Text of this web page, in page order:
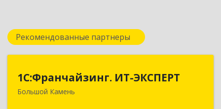
Рекомендованные партнеры
1С:Франчайзинг. ИТ-ЭКСПЕРТ
Большой Камень
1С:Франчайзинг. ИТ-ЭКСПЕРТ
692806, Приморский край, Большой Камень г,